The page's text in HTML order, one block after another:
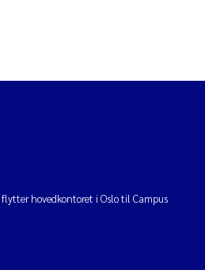
hovedkontoret i Oslo til Campus